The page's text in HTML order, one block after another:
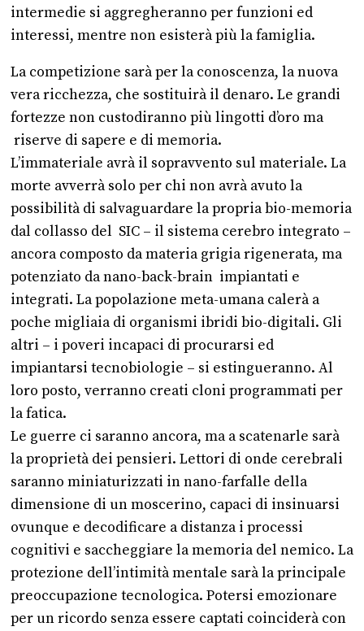
intermedie si aggregheranno per funzioni ed
interessi, mentre non esisterà più la famiglia.
La competizione sarà per la conoscenza, la nuova
vera ricchezza, che sostituirà il denaro. Le grandi
fortezze non custodiranno più lingotti d’oro ma
riserve di sapere e di memoria.
L’immateriale avrà il sopravvento sul materiale. La
morte avverrà solo per chi non avrà avuto la
possibilità di salvaguardare la propria bio-memoria
dal collasso del SIC – il sistema cerebro integrato –
ancora composto da materia grigia rigenerata, ma
potenziato da nano-back-brain impiantati e
integrati. La popolazione meta-umana calerà a
poche migliaia di organismi ibridi bio-digitali. Gli
altri – i poveri incapaci di procurarsi ed
impiantarsi tecnobiologie – si estingueranno. Al
loro posto, verranno creati cloni programmati per
la fatica.
Le guerre ci saranno ancora, ma a scatenarle sarà
la proprietà dei pensieri. Lettori di onde cerebrali
saranno miniaturizzati in nano-farfalle della
dimensione di un moscerino, capaci di insinuarsi
ovunque e decodificare a distanza i processi
cognitivi e saccheggiare la memoria del nemico. La
protezione dell’intimità mentale sarà la principale
preoccupazione tecnologica. Potersi emozionare
per un ricordo senza essere captati coinciderà con